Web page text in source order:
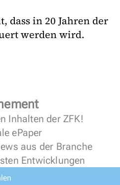
dass in 20 Jahren der
werden wird.
Inhalten der ZFK!
ePaper
aus der Branche
Entwicklungen